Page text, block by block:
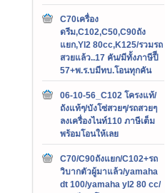
C70เครื่อง
ดรีม,C102,C50,C90ถัง
แยก,Yl2 80cc,K125/รวมรถ
สวยแล้ว..17 คัน/มีทั้งภาษีปีี
57+พ.ร.บมีทบ.โอนทุกคัน
06-10-56_C102 โครงแท้/
ถังแท้ๆ/บังโซ่สวยๆ/รถสวยๆ
ลงเครื่องไนท์110 ภาษีเต็ม
พร้อมโอนให้เลย
C70/C90ถังแยก/C102+รถ
วิบากตัวผู้มาแล้ว/yamaha
dt 100/yamaha yl2 80 cc/